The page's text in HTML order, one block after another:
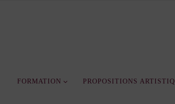
FORMATION PROPOSITIONS